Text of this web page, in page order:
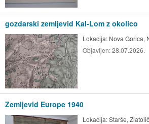
gozdarski zemljevid Kal-Lom z okolico
Lokacija: Nova Gorica,
Objavljen:28.07.2026.
Zemljevid Europe 1940
Lokacija:Starše,